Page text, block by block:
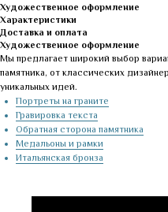
Художественное оформление
Характеристики
Доставка и оплата
Художественное оформление
Мы предлагает широкий выбор
памятника, от классических
уникальных идей.
Портреты на граните
Гравировка текста
Обратная сторона памятника
Медальоны и рамки
Итальянская бронза